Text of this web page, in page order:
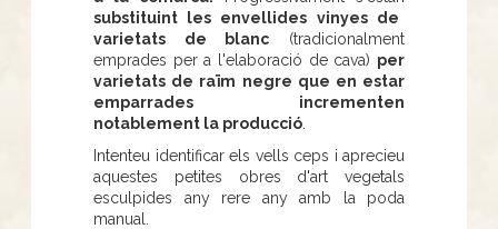
substituint les envellides vinyes de
varietats de blanc (tradicionalment
emprades per a l'elaboració de cava) per
varietats de raïm negre que en estar
emparrades incrementen
notablement la producció
Intenteu identificar els vells ceps i aprecieu
aquestes petites obres d'art vegetals
esculpides any rere any amb la poda
manual.